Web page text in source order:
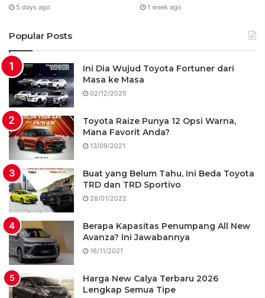
5 days ago 1 week ago
Popular Posts
Ini Dia Wujud Toyota Fortuner dari
Masa ke Masa
02/12/2020
Toyota Raize Punya 12 Opsi Warna,
Mana Favorit Anda?
13/09/2021
Buat yang Belum Tahu, Ini Beda Toyota
TRD dan TRD Sportivo
28/01/2022
Berapa Kapasitas Penumpang All New
Avanza? Ini Jawabannya
16/11/2021
Harga New Calya Terbaru 2026
Lengkap Semua Tipe